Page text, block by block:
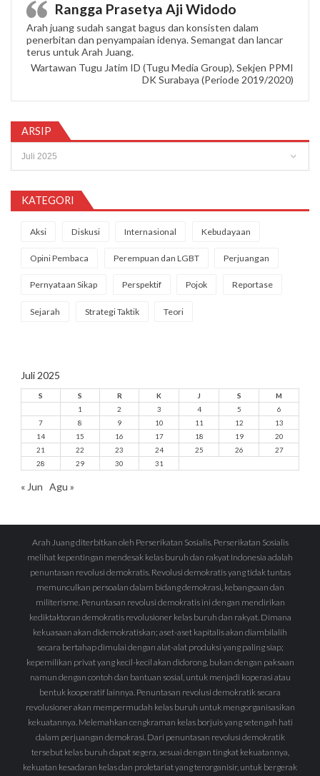
Rangga Prasetya Aji Widodo
Arah juang sudah sangat bagus dan konsisten dalam
penerbitan dan penyampaian idenya. Semangat dan lancar
terus untuk Arah Juang.
Wartawan Tugu Jatim ID (Tugu Media Group), Sekjen PPMI
DK Surabaya (Periode 2019/2020)
ARSIP
KATEGORI
Aksi Diskusi Internasional Kebudayaan
Opini Pembaca Perempuan dan LGBT Perjuangan
Pernyataan Sikap Perspektif Pojok Reportase
Sejarah Strategi Taktik Teori
Juli 2025
S S R K J S
M
1
2 3 4 5
6
7
8 9 10 11 12
13
14
15 16 17 18 19
20
21
22 23 24 25 26
27
28
29 30 31
« Jun Agu »
Arah Juang diterbitkan oleh Perserikatan Sosialis. Perserikatan Sosialis
melihat kepentingan mendesak kelas buruh dan rakyat Indonesia adalah
penuntasan revolusi demokratis. Revolusi demokratis yang tidak tuntas
memunculkan persoalan dalam bidang demokrasi, kebangsaan dan
militerisme. Penuntasan revolusi demokratis ini dengan mendirikan
kediktaktoran demokratis revolusioner kelas buruh dan rakyat. Dimana
kekuasaan akan didemokratiskan; aset-aset kapitalis akan diambilalih
secara bertahap dimulai dengan alat-alat produksi yang paling siap;
kepemilikan privat yang kecil-kecil akan didorong, bukan dengan paksaan
namun dengan contoh dan bantuan sosial, untuk menjadi koperasi atau
bentuk kooperatif lainnya. Penuntasan revolusi demokratik secara
revolusioner akan mempermudah kelas buruh untuk mengorganisasikan
kekuatannya. Melemahkan cengkraman kelas borjuis yang setengah hati
dalam perjuangan demokrasi. Dari penuntasan revolusi demokratik
tersebut kelas buruh dapat segera, sesuai dengan tingkat kekuatannya,
kekuatan kesadaran kelas dan proletariat yang terorganisir, untuk bergerak